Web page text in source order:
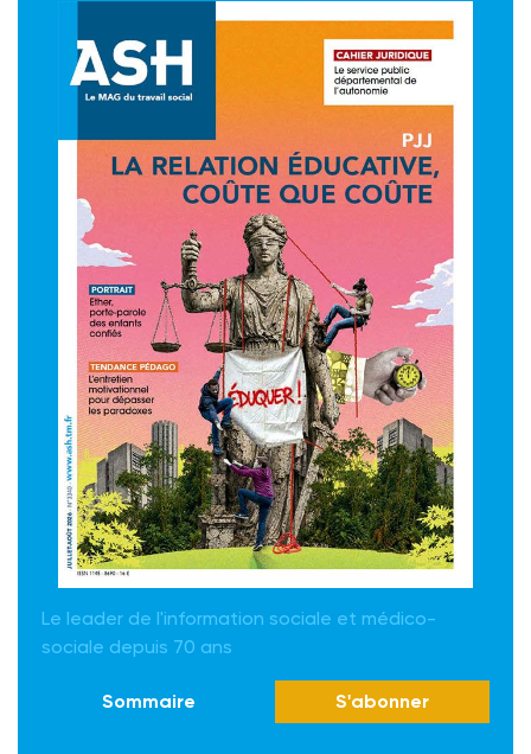
Le leader de l'information sociale et médico-
sociale depuis 70 ans
Sommaire S'abonner